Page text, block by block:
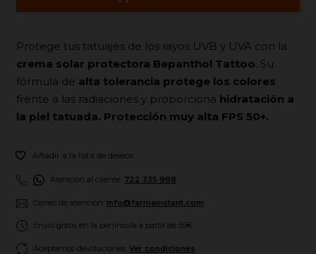
Protege tus tatuajes de los rayos UVB y UVA con la
crema solar protectora Bepanthol Tattoo. Su
fórmula de alta tolerancia protege los colores
frente a las radiaciones y proporciona hidratación a
la piel tatuada. Protección muy alta FPS 50+.
 Añadir a la lista de deseos
Atención al cliente: 722 335 988
Correo de atención: info@farmainstant.com
Envío gratis en la península a partir de 59€
Aceptamos devoluciones. Ver condiciones